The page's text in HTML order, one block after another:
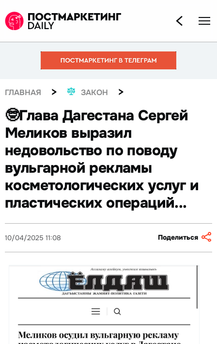
ГЛАВНАЯ > ЗАКОН >
🤓Глава Дагестана Сергей
Меликов выразил
недовольство по поводу
вульгарной рекламы
косметологических услуг и
пластических операций...
10/04/2025 11:08 Поделиться